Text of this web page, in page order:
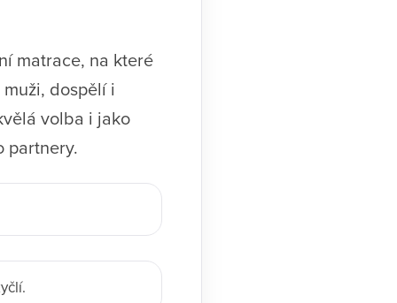
matrace, na které
dospělí i
volba i jako
partnery.